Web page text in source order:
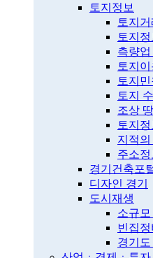
토지정보
토지
토지
측량업
토지
토지
토지
조상
토지
지적의
주소
경기건축포
디자인 경기
도시재생
소규
빈집
경기